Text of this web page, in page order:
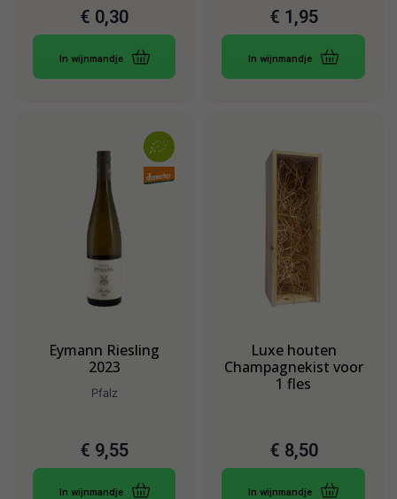
€ 0,30
In wijnmandje
€ 1,95
In wijnmandje
Eymann Riesling
2023
Pfalz
€ 9,55
In wijnmandje
Luxe houten
Champagnekist voor
1 fles
€ 8,50
In wijnmandje